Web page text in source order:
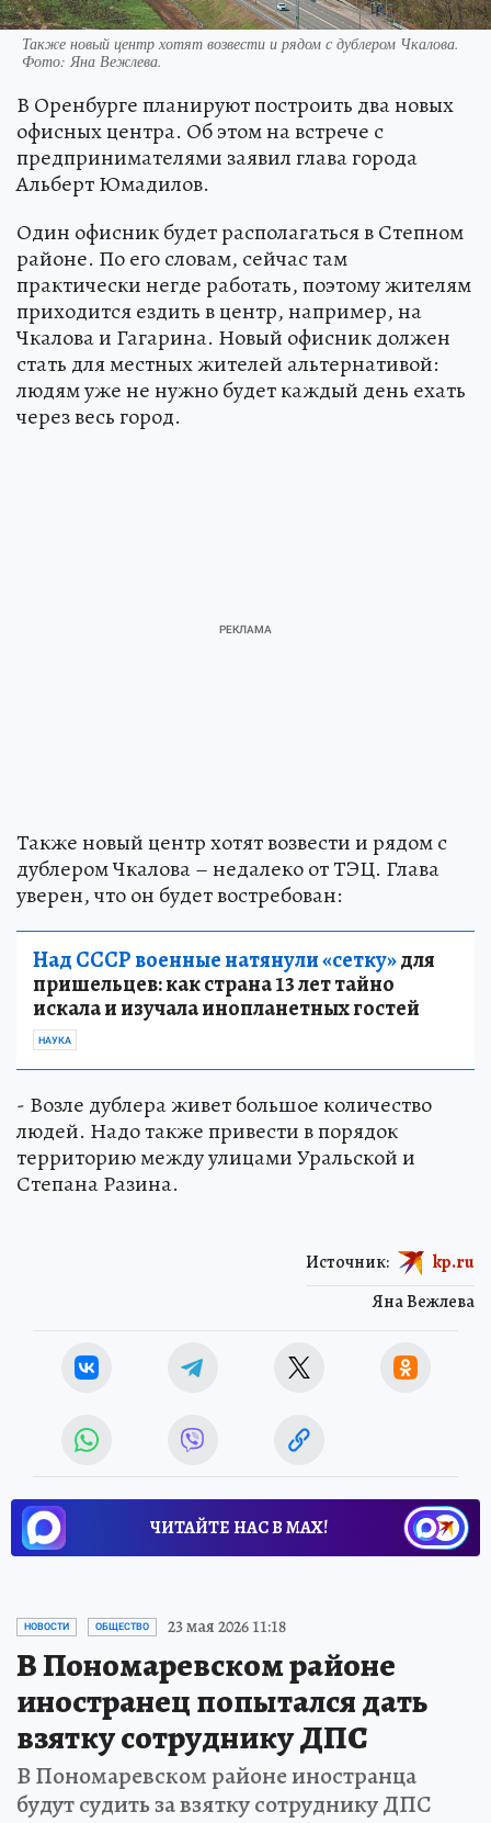
Также новый центр хотят возвести и рядом с дублером Чкалова.
Фото:Яна Вежлева.
В Оренбурге планируют построить два новых
офисных центра. Об этом на встрече с
предпринимателями заявил глава города
Альберт Юмадилов.
Один офисник будет располагаться в Степном
районе. По его словам, сейчас там
практически негде работать, поэтому жителям
приходится ездить в центр, например, на
Чкалова и Гагарина. Новый офисник должен
стать для местных жителей альтернативой:
людям уже не нужно будет каждый день ехать
через весь город.
Также новый центр хотят возвести и рядом с
дублером Чкалова – недалеко от ТЭЦ. Глава
уверен, что он будет востребован:
Над СССР военные натянули «сетку»для
пришельцев: как страна 13 лет тайно
искала и изучала инопланетных гостей
НАУКА
- Возле дублера живет большое количество
людей. Надо также привести в порядок
территорию между улицами Уральской и
Степана Разина.
Яна Вежлева
Источник: kp.ru
ЧИТАЙТЕ НАС В МАХ!
НОВОСТИ ОБЩЕСТВО 23 мая 2026 11:18
В Пономаревском районе
иностранец попытался дать
взятку сотруднику ДПС
В Пономаревском районе иностранца
будут судить за взятку сотруднику ДПС